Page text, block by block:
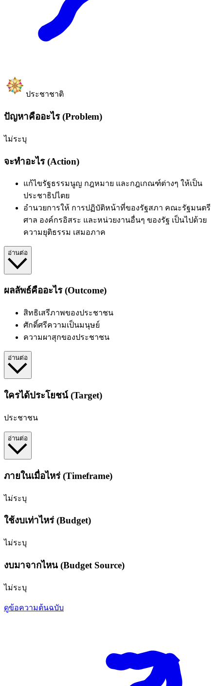
ประชาชาติ
ปัญหาคืออะไร (Problem)
ไม่ระบุ
จะทำอะไร (Action)
แก้ไขรัฐธรรมนูญ กฎหมาย และกฎเกณฑ์ต่างๆ ให้เป็น
ประชาธิปไตย
อํานวยการให้ การปฏิบัติหน้าที่ของรัฐสภา คณะรัฐมนตรี
ศาล องค์กรอิสระ และหน่วยงานอื่นๆ ของรัฐ เป็นไปด้วย
ความยุติธรรม เสมอภาค
อ่านต่อ
ผลลัพธ์คืออะไร (Outcome)
สิทธิเสรีภาพของประชาชน
ศักดิ์ศรีความเป็นมนุษย์
ความผาสุกของประชาชน
อ่านต่อ
ใครได้ประโยชน์ (Target)
ประชาชน
อ่านต่อ
ภายในเมื่อไหร่ (Timeframe)
ไม่ระบุ
ใช้งบเท่าไหร่ (Budget)
ไม่ระบุ
งบมาจากไหน (Budget Source)
ไม่ระบุ
ดูข้อความต้นฉบับ